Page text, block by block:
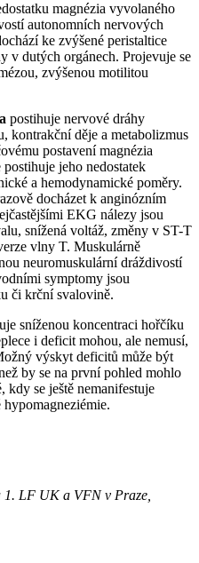
magnézia vyvolaného
autonomních nervových
ke zvýšené peristaltice
v dutých orgánech. Projevuje se
zvýšenou motilitou
postihuje nervové dráhy
kontrakční děje a metabolizmus
postavení magnézia
jeho nedostatek
a hemodynamické poměry.
docházet k anginózním
EKG nálezy jsou
snížená voltáž, změny v ST-T
vlny T. Muskulárně
neuromuskulární dráždivostí
symptomy jsou
či krční svalovině.
sníženou koncentraci hořčíku
i deficit mohou, ale nemusí,
výskyt deficitů může být
by se na první pohled mohlo
kdy se ještě nemanifestuje
LF UK a VFN v Praze,